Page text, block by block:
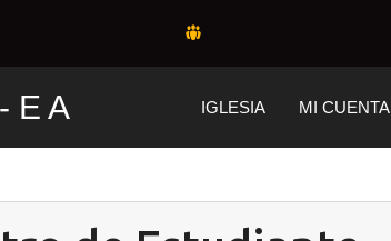
E A IGLESIA MI CUENTA